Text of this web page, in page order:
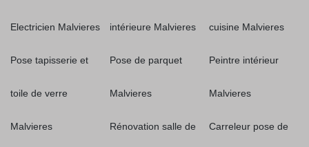
Electricien Malvieres
Pose tapisserie et
toile de verre
Malvieres
intérieure Malvieres
Pose de parquet
Malvieres
Rénovation salle de
cuisine Malvieres
Peintre intérieur
Malvieres
Carreleur pose de